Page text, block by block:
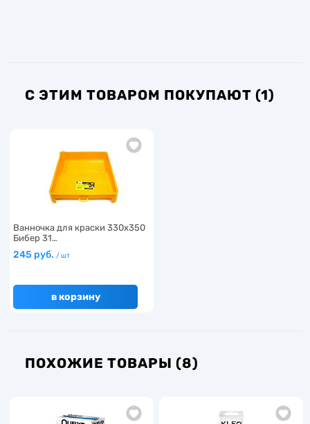
С ЭТИМ ТОВАРОМ ПОКУПАЮТ (1)
Ванночка для краски 330х350
Бибер 31…
245 руб. / шт
в корзину
ПОХОЖИЕ ТОВАРЫ (8)